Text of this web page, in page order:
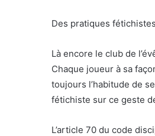
Des pratiques
Là encore le club de
Chaque joueur à sa
toujours l’habitude de
fétichiste sur ce geste
L’article 70 du code